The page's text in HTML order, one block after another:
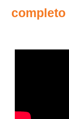
completo